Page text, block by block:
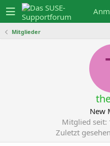
Mitglieder
New
Mitglied seit
Zuletzt gesehen